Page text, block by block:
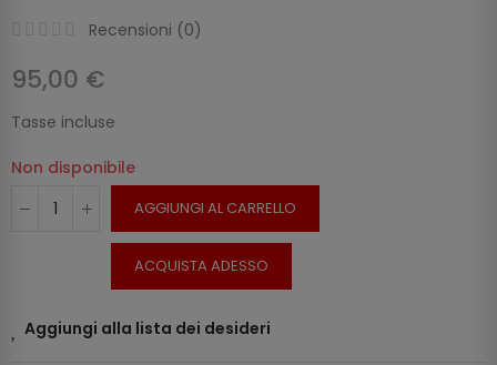
Recensioni (0)
95,00 €
Tasse incluse
Non disponibile
AGGIUNGI AL CARRELLO
ACQUISTA ADESSO
Aggiungi alla lista dei desideri